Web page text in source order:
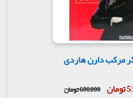
مرکب دارن هاردی
600,000 تومان